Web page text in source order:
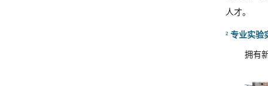
人才。
² 专业实验
拥有